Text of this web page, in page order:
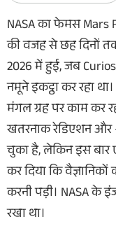
NASA का फेमस Mars
की वजह से छह दिनों
2026 में हुई, जब
नमूने इकट्ठा कर रहा
मंगल ग्रह पर काम कर
खतरनाक रेडिएशन और
चुका है, लेकिन इस बार
कर दिया कि
करनी पड़ी। NASA के
रखा था।